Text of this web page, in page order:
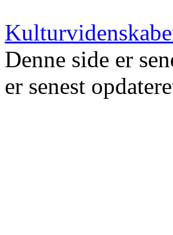
Denne side er
er senest